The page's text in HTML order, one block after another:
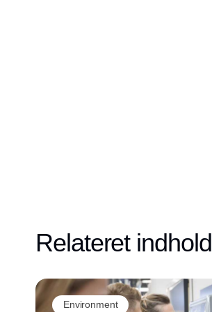
Relateret indhold
Environment